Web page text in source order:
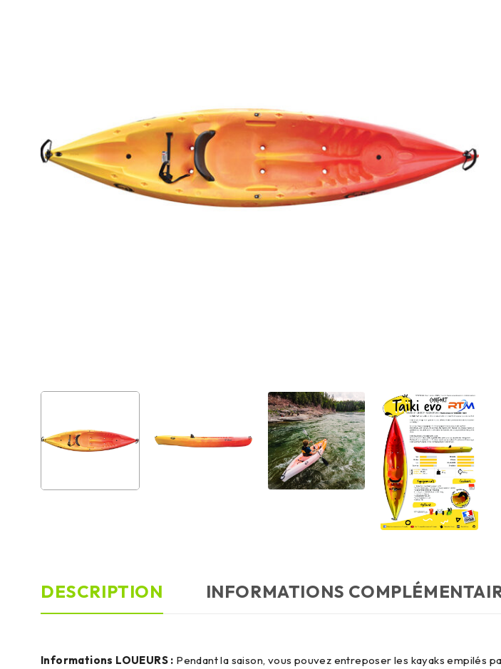
DESCRIPTION INFORMATIONS
Informations LOUEURS : Pendant la saison, vous pouvez entreposer les kayaks empilés